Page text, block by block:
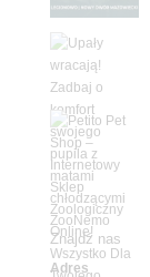
Znajdź nas
Adres